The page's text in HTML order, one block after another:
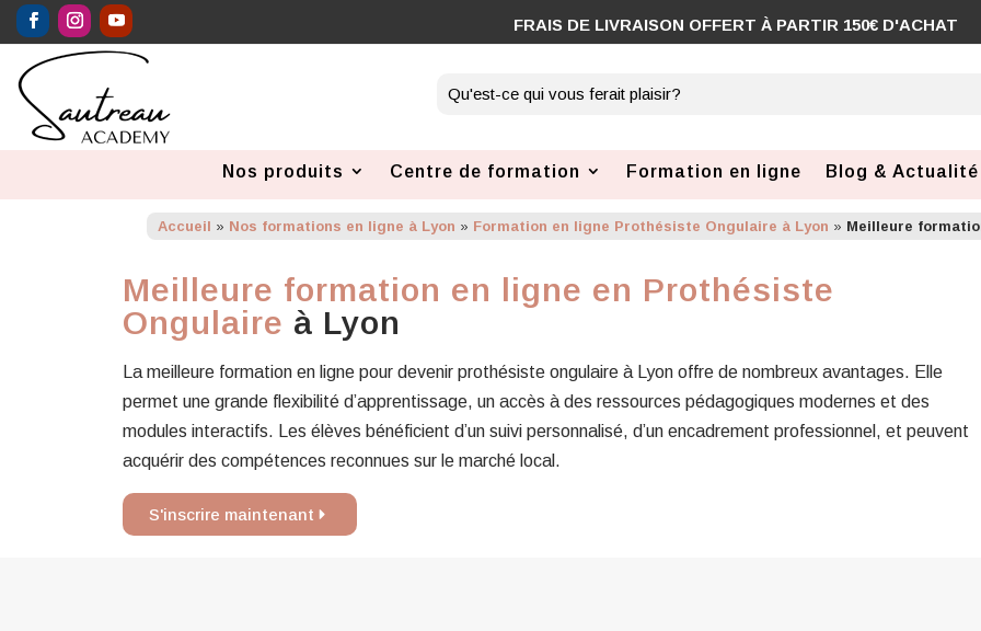
Nos produits Centre de formation Formation en ligne Blog & Actualité
Accueil » Nos formations en ligne à Lyon » Formation en ligne Prothésiste Ongulaire à Lyon » Meilleure
Meilleure formation en ligne en Prothésiste
Ongulaire à Lyon
La meilleure formation en ligne pour devenir prothésiste ongulaire à Lyon offre de nombreux avantages. Elle
permet une grande flexibilité d’apprentissage, un accès à des ressources pédagogiques modernes et des
modules interactifs. Les élèves bénéficient d’un suivi personnalisé, d’un encadrement professionnel, et peuvent
acquérir des compétences reconnues sur le marché local.
S'inscrire maintenant